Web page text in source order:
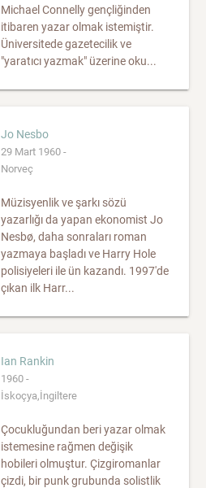
Michael Connelly gençliğinden
itibaren yazar olmak istemiştir.
Üniversitede gazetecilik ve
"yaratıcı yazmak" üzerine oku...
Jo Nesbo
29 Mart 1960 -
Norveç
Müzisyenlik ve şarkı sözü
yazarlığı da yapan ekonomist Jo
Nesbø, daha sonraları roman
yazmaya başladı ve Harry Hole
polisiyeleri ile ün kazandı. 1997'de
çıkan ilk Harr...
Ian Rankin
1960 -
İskoçya,İngiltere
Çocukluğundan beri yazar olmak
istemesine rağmen değişik
hobileri olmuştur. Çizgiromanlar
çizdi, bir punk grubunda solistlik